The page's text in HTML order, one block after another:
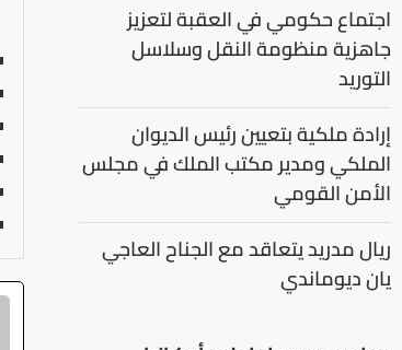
اجتماع حكومي في العقبة لتعزيز
جاهزية منظومة النقل وسلاسل
التوريد
إرادة ملكية بتعيين رئيس الديوان
الملكي ومدير مكتب الملك في مجلس
الأمن القومي
ريال مدريد يتعاقد مع الجناح العاجي
يان ديوماندي